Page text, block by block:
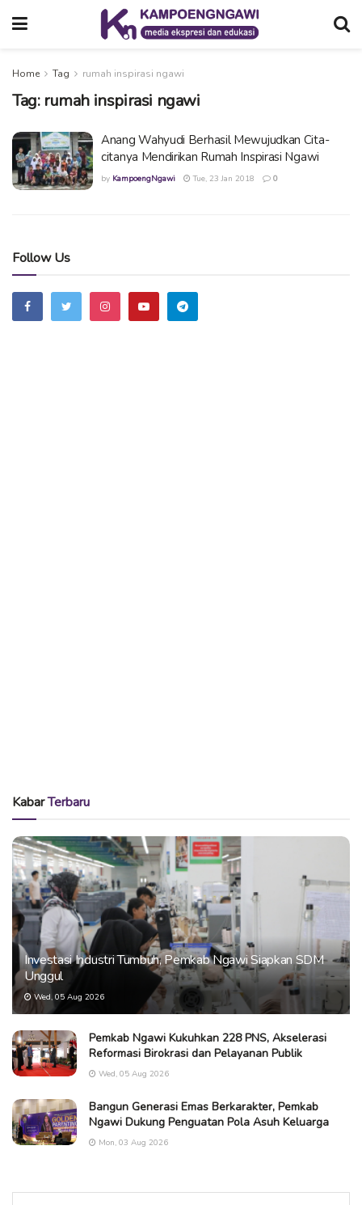
Home Tag rumah inspirasi ngawi
Tag: rumah inspirasi ngawi
Anang Wahyudi Berhasil Mewujudkan Cita-
citanya Mendirikan Rumah Inspirasi Ngawi
by KampoengNgawi Tue, 23 Jan 2018 0
Follow Us
KabarTerbaru
Investasi Industri Tumbuh, Pemkab Ngawi Siapkan SDM
Unggul
Wed, 05 Aug 2026
Pemkab Ngawi Kukuhkan 228 PNS, Akselerasi
Reformasi Birokrasi dan Pelayanan Publik
Wed, 05 Aug 2026
Bangun Generasi Emas Berkarakter, Pemkab
Ngawi Dukung Penguatan Pola Asuh Keluarga
Mon, 03 Aug 2026